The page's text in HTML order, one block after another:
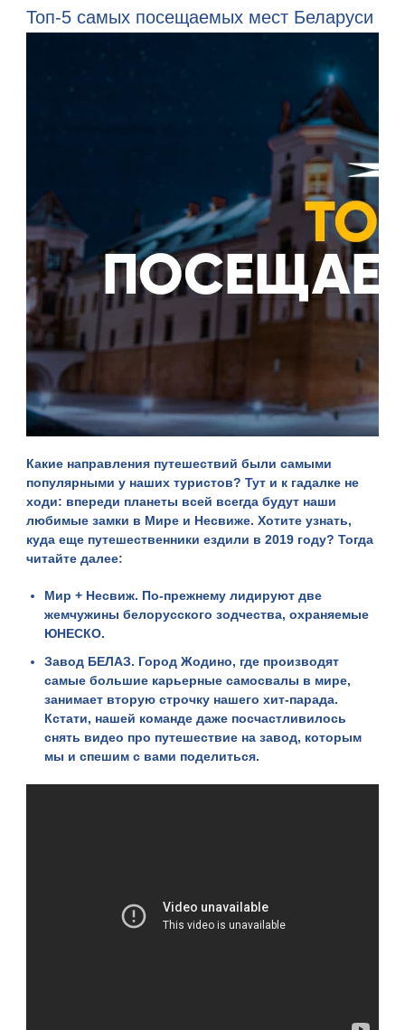
Топ-5 самых посещаемых мест Беларуси
Какие направления путешествий были самыми
популярными у наших туристов? Тут и к гадалке не
ходи: впереди планеты всей всегда будут наши
любимые замки в Мире и Несвиже. Хотите узнать,
куда еще путешественники ездили в 2019 году? Тогда
читайте далее:
Мир + Несвиж. По-прежнему лидируют две
жемчужины белорусского зодчества, охраняемые
ЮНЕСКО.
Завод БЕЛАЗ. Город Жодино, где производят
самые большие карьерные самосвалы в мире,
занимает вторую строчку нашего хит-парада.
Кстати, нашей команде даже посчастливилось
снять видео про путешествие на завод, которым
мы и спешим с вами поделиться.